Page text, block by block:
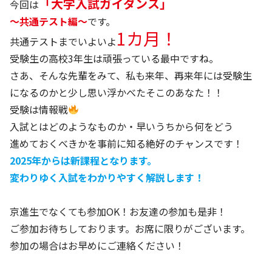
今回は
～共通テスト編～です。
共通テストまでいよいよ1カ月！
受験生の高校3年生は頑張っている最中ですね。
さあ、そんな先輩をみて、私も来年、再来年には受験生
になるのかと少し思い浮かべたそこのあなた！！
受験は情報戦
入試とはどのようなものか・早いうちから何をどう
進めておくべきかを事前に知る絶好のチャンスです！
2025年からは新課程となります。
変わりゆく入試をわかりやすく解説します！
京進生でなくても参加OK！お友達の参加も是非！
ご参加お待ちしております。お席に限りがございます。
参加の場合はお早めにご連絡ください！